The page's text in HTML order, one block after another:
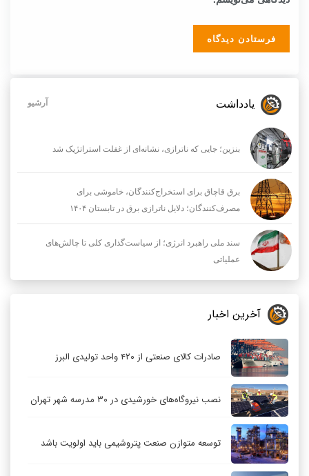
یادداشت آرشیو
بنزین؛ جایی که ناترازی، نشانه‌ای از غفلت استراتژیک شد
برق قاچاق برای استخراج‌کنندگان، خاموشی برای
مصرف‌کنندگان؛ دلایل ناترازی برق در تابستان ۱۴۰۴
سند ملی راهبرد انرژی؛ از سیاست‌گذاری کلی تا چالش‌های
عملیاتی
آخرین اخبار
صادرات کالای صنعتی از ۴۲۰ واحد تولیدی البرز
نصب نیروگاه‌های خورشیدی در ۳۰ مدرسه شهر تهران
توسعه متوازن صنعت پتروشیمی باید اولویت باشد